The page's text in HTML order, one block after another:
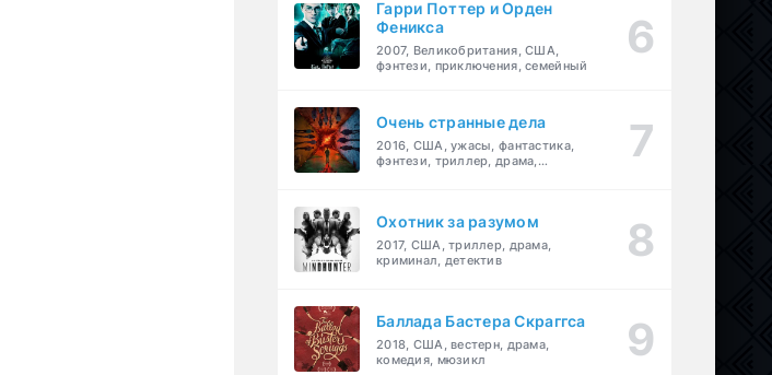
Гарри Поттер и Орден
Феникса
2007, Великобритания, США,
фэнтези, приключения, семейный
Очень странные дела
2016, США, ужасы, фантастика,
фэнтези, триллер, драма,
Охотник за разумом
2017, США, триллер, драма,
криминал, детектив
Баллада Бастера Скраггса
2018, США, вестерн, драма,
комедия, мюзикл